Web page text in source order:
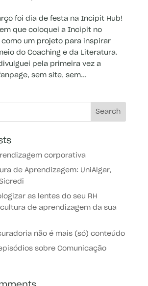
foi dia de festa na Incipit Hub!
que coloquei a Incipit no
como um projeto para inspirar
do Coaching e da Literatura.
pela primeira vez a
sem site, sem...
corporativa
de Aprendizagem: UniAlgar,
as lentes do seu RH
de aprendizagem da sua
não é mais (só) conteúdo
sobre Comunicação